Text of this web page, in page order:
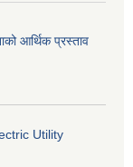
आर्थिक प्रस्ताव
Utility